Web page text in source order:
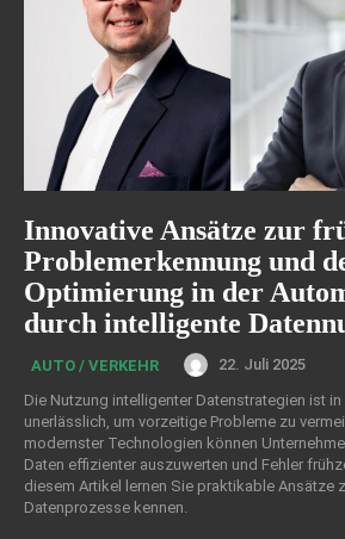
Innovative Ansätze zur
Problemerkennung und
Optimierung in der
durch intelligente
AUTO / VERKEHR
22. Juli 2025
Die Nutzung intelligenter Datenstrategien ist
unerlässlich, um vorzeitige Probleme zu
modernster Technologien können
Daten effizienter auszuwerten und Fehler
diesem Artikel lernen Sie praktikable Ansätze
Datenprozesse kennen.